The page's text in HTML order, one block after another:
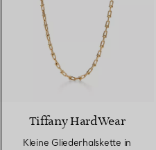
Tiffany HardWear
Kleine Gliederhalskette in